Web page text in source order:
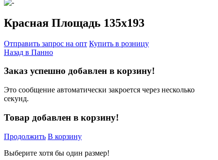
Красная Площадь 135x193
Отправить запрос на опт Купить в розницу
Назад в Панно
Заказ успешно добавлен в корзину!
Это сообщение автоматически закроется через несколько
секунд.
Товар добавлен в корзину!
Продолжить В корзину
Выберите хотя бы один размер!